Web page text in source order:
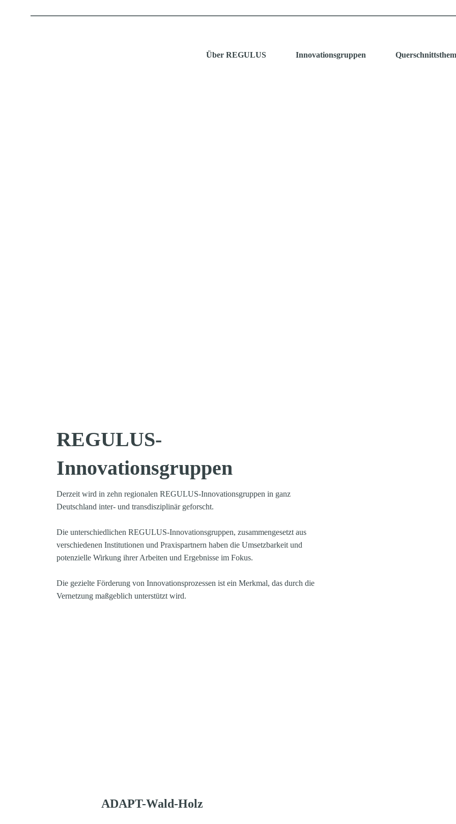
Über REGULUS Innovationsgruppen
REGULUS-
Innovationsgruppen
Derzeit wird in zehn regionalen REGULUS-Innovationsgruppen in ganz
Deutschland inter- und transdisziplinär geforscht.
Die unterschiedlichen REGULUS-Innovationsgruppen, zusammengesetzt aus
verschiedenen Institutionen und Praxispartnern haben die Umsetzbarkeit und
potenzielle Wirkung ihrer Arbeiten und Ergebnisse im Fokus.
Die gezielte Förderung von Innovationsprozessen ist ein Merkmal, das durch die
Vernetzung maßgeblich unterstützt wird.
ADAPT-Wald-Holz